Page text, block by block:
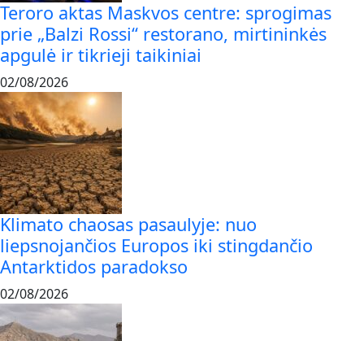
Teroro aktas Maskvos centre: sprogimas
prie „Balzi Rossi“ restorano, mirtininkės
apgulė ir tikrieji taikiniai
02/08/2026
Klimato chaosas pasaulyje: nuo
liepsnojančios Europos iki stingdančio
Antarktidos paradokso
02/08/2026